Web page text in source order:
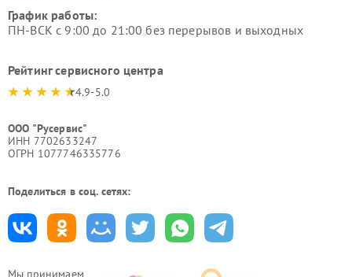
Мы принимаем
График работы:
ПН-ВСК с 9:00 до 21:00 без перерывов и выходных
Рейтинг сервисного центра
4.9-5.0
ООО "Русервис"
ИНН 7702633247
ОГРН 1077746335776
Поделиться в соц. сетях: